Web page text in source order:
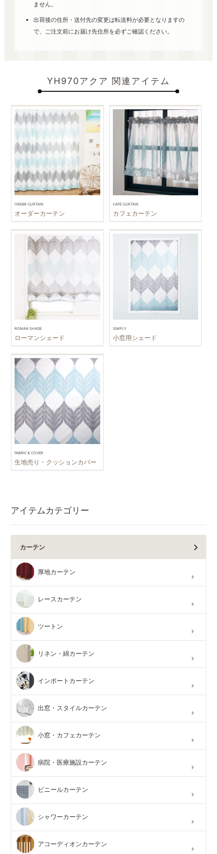
ません。
出荷後の住所・送付先の変更は転送料が必要となりますの
で、ご注文前にお届け先住所を必ずご確認ください。
YH970アクア 関連アイテム
ORDER CURTAIN
オーダーカーテン
CAFE CURTAIN
カフェカーテン
ROMAN SHADE
ローマンシェード
SIMPLY
小窓用シェード
FABRIC & COVER
生地売り・クッションカバー
アイテムカテゴリー
カーテン
厚地カーテン
レースカーテン
ツートン
リネン・綿カーテン
インポートカーテン
出窓・スタイルカーテン
小窓・カフェカーテン
病院・医療施設カーテン
ビニールカーテン
シャワーカーテン
アコーディオンカーテン